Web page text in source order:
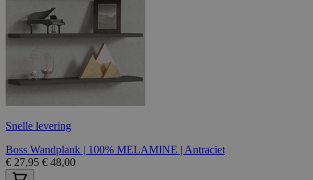
Snelle levering
Boss Wandplank | 100% MELAMINE | Antraciet
€ 27,95 € 48,00